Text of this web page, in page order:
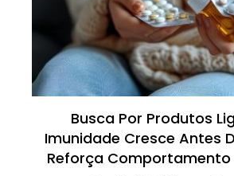
Busca Por Produtos
Imunidade Cresce Antes
Reforça Comportamento